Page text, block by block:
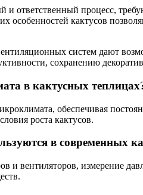
ответственный процесс,
особенностей кактусов
систем дают
сохранению
в кактусных
обеспечивая
роста кактусов.
в современных
вентиляторов, измерение